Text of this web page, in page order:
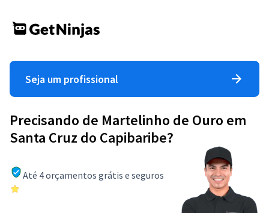
Seja um profissional
Precisando de Martelinho de Ouro em
Santa Cruz do Capibaribe?
Até 4 orçamentos grátis e seguros